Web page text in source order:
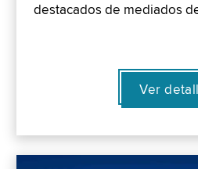
destacados de mediados
Ver